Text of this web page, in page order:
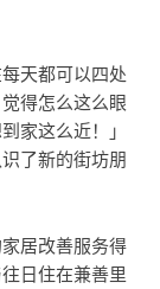
天都可以四处
得怎么这么眼
家这么近！」
了新的街坊朋
居改善服务得
日住在兼善里